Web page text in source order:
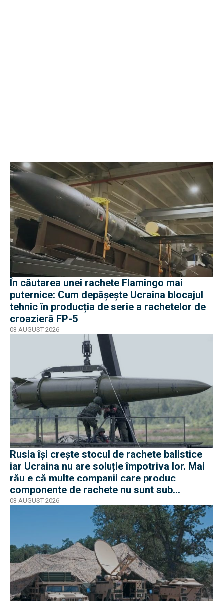
În căutarea unei rachete Flamingo mai
puternice: Cum depășește Ucraina blocajul
tehnic în producția de serie a rachetelor de
croazieră FP-5
03 AUGUST 2026
Rusia își crește stocul de rachete balistice
iar Ucraina nu are soluție împotriva lor. Mai
rău e că multe companii care produc
componente de rachete nu sunt sub
sancțiuni în Occident
03 AUGUST 2026